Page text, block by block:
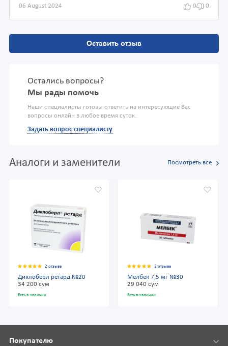
06 August 2024 0 0
Оставить отзыв
Остались вопросы?
Мы рады помочь
Наши специалисты готовы ответить на интересующие Вас
вопросы онлайн в любое время суток.
Задать вопрос специалисту
Аналоги и заменители Посмотреть все
2 отзыва
Диклоберл ретард №20
34 200 сум
Есть в наличии
2 отзыва
Мелбек 7,5 мг №30
29 040 сум
Есть в наличии
Покупателю